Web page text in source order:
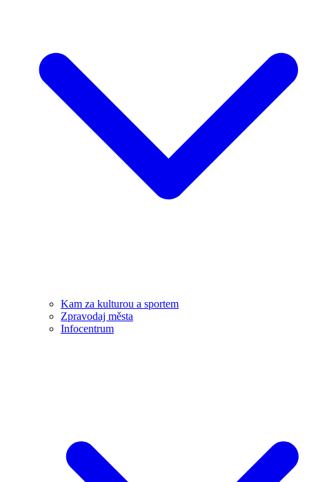
Kam za kulturou a sportem
Zpravodaj města
Infocentrum